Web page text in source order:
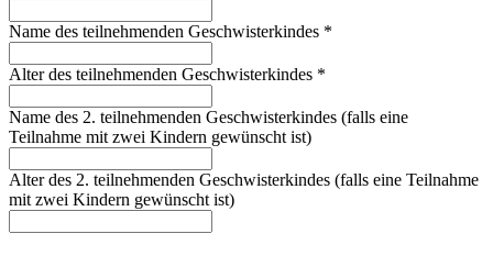
Name des teilnehmenden Geschwisterkindes *
Alter des teilnehmenden Geschwisterkindes *
Name des 2. teilnehmenden Geschwisterkindes (falls eine
Teilnahme mit zwei Kindern gewünscht ist)
Alter des 2. teilnehmenden Geschwisterkindes (falls eine Teilnahme
mit zwei Kindern gewünscht ist)